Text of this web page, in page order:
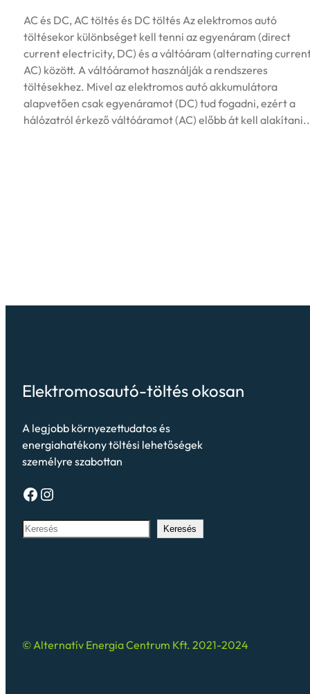
AC és DC, AC töltés és DC töltés Az elektromos autó
töltésekor különbséget kell tenni az egyenáram (direct
current electricity, DC) és a váltóáram (alternating
AC) között. A váltóáramot használják a rendszeres
töltésekhez. Mivel az elektromos autó akkumulátora
alapvetően csak egyenáramot (DC) tud fogadni, ezért a
hálózatról érkező váltóáramot (AC) előbb át kell
Elektromosautó-töltés okosan
A legjobb környezettudatos és
energiahatékony töltési lehetőségek
személyre szabottan
Keresés
© Alternatív Energia Centrum Kft. 2021-2024